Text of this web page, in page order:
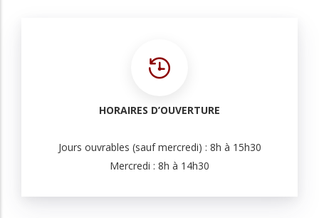
HORAIRES D’OUVERTURE
Jours ouvrables (sauf mercredi) : 8h à 15h30
Mercredi : 8h à 14h30